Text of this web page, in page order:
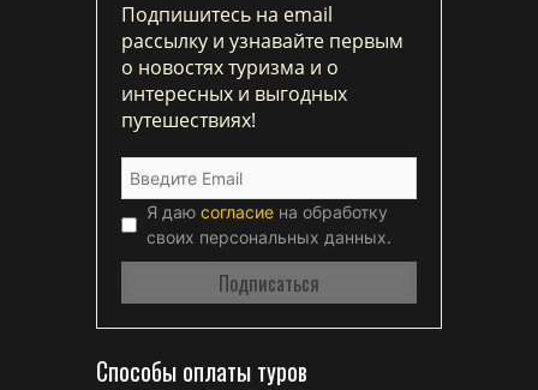
Подпишитесь на email
рассылку и узнавайте первым
о новостях туризма и о
интересных и выгодных
путешествиях!
Я даю согласие на обработку
своих персональных данных.
Способы оплаты туров